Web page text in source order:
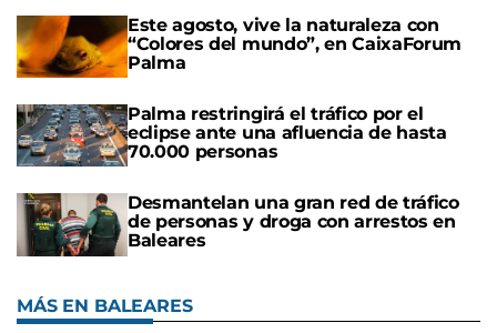
Este agosto, vive la naturaleza con
“Colores del mundo”, en CaixaForum
Palma
Palma restringirá el tráfico por el
eclipse ante una afluencia de hasta
70.000 personas
Desmantelan una gran red de tráfico
de personas y droga con arrestos en
Baleares
MÁS EN BALEARES